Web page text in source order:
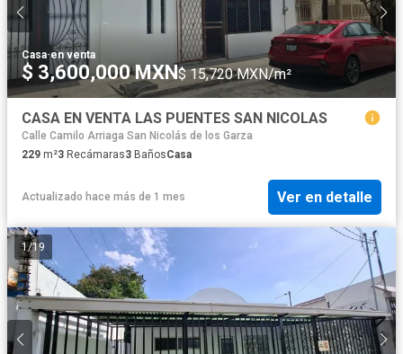
Casa·en venta
$ 3,600,000 MXN$ 15,720 MXN/m²
CASA EN VENTA LAS PUENTES SAN NICOLAS
Calle Camilo Arriaga San Nicolás de los Garza
229 m²3 Recámaras3 BañosCasa
Actualizado hace más de 1 mes Ver en detalle
1/19